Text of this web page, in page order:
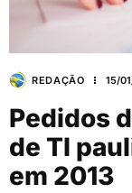
REDAÇÃO 15/
Pedidos
de TI
em 2013